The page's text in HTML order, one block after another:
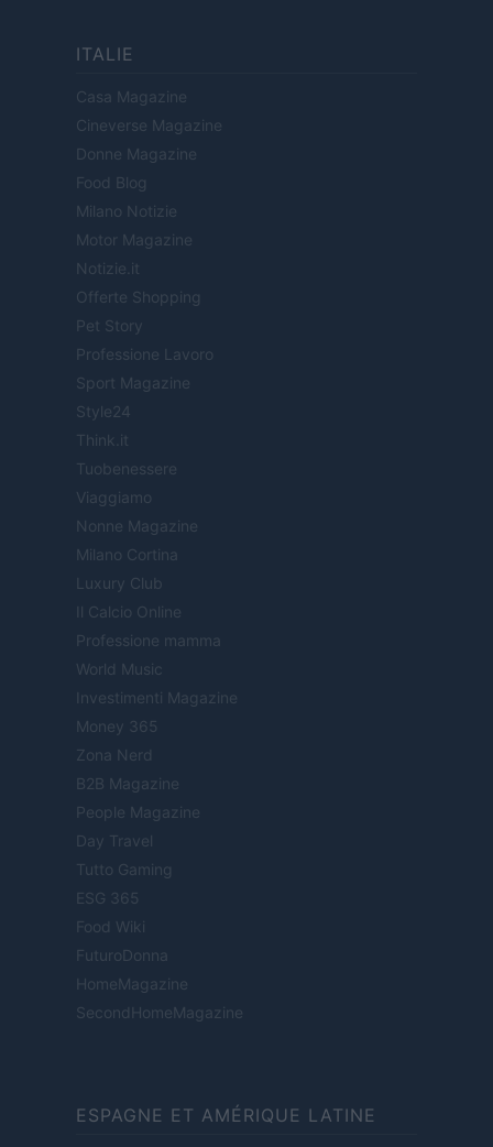
ITALIE
Casa Magazine
Cineverse Magazine
Donne Magazine
Food Blog
Milano Notizie
Motor Magazine
Notizie.it
Offerte Shopping
Pet Story
Professione Lavoro
Sport Magazine
Style24
Think.it
Tuobenessere
Viaggiamo
Nonne Magazine
Milano Cortina
Luxury Club
Il Calcio Online
Professione mamma
World Music
Investimenti Magazine
Money 365
Zona Nerd
B2B Magazine
People Magazine
Day Travel
Tutto Gaming
ESG 365
Food Wiki
FuturoDonna
HomeMagazine
SecondHomeMagazine
ESPAGNE ET AMÉRIQUE LATINE